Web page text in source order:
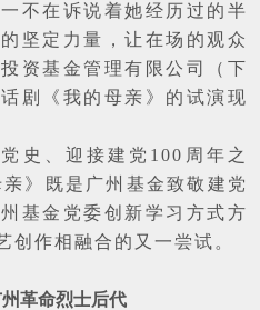
不在诉说着她经历过的半
坚定力量，让在场的观众
资基金管理有限公司（下
剧《我的母亲》的试演现
史、迎接建党100周年之
》既是广州基金致敬建党
基金党委创新学习方式方
创作相融合的又一尝试。
革命烈士后代